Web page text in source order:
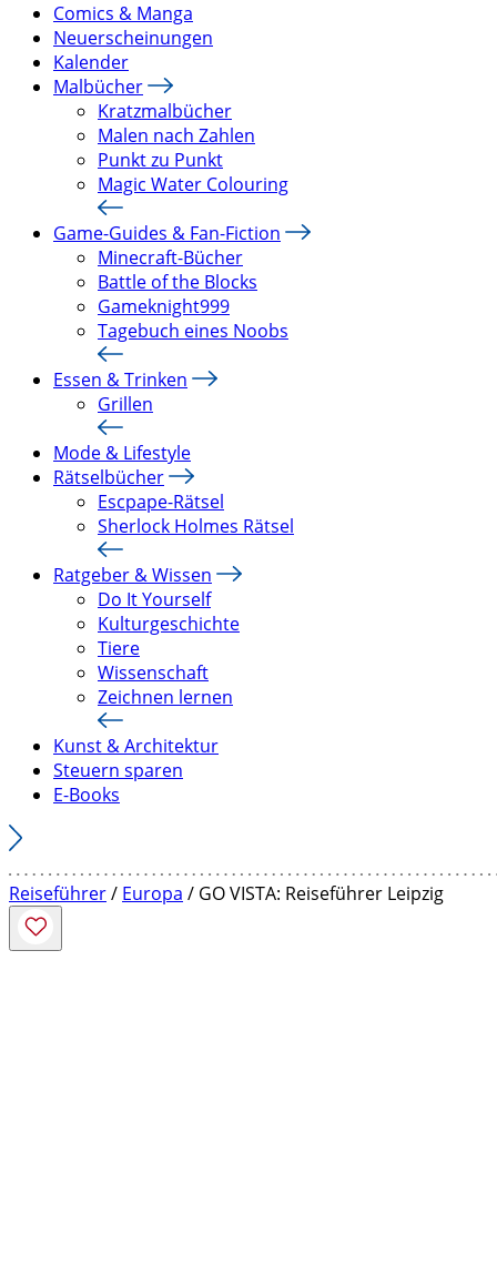
Comics & Manga
Neuerscheinungen
Kalender
Malbücher
Kratzmalbücher
Malen nach Zahlen
Punkt zu Punkt
Magic Water Colouring
Game-Guides & Fan-Fiction
Minecraft-Bücher
Battle of the Blocks
Gameknight999
Tagebuch eines Noobs
Essen & Trinken
Grillen
Mode & Lifestyle
Rätselbücher
Escpape-Rätsel
Sherlock Holmes Rätsel
Ratgeber & Wissen
Do It Yourself
Kulturgeschichte
Tiere
Wissenschaft
Zeichnen lernen
Kunst & Architektur
Steuern sparen
E-Books
Reiseführer/ Europa / GO VISTA: Reiseführer Leipzig